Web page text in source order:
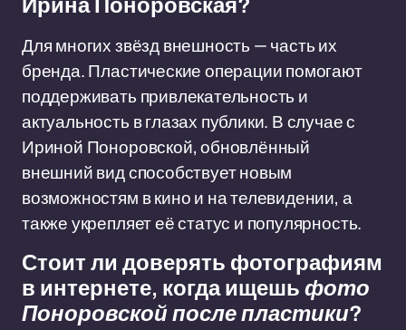
Ирина Поноровская?
Для многих звёзд внешность — часть их
бренда. Пластические операции помогают
поддерживать привлекательность и
актуальность в глазах публики. В случае с
Ириной Поноровской, обновлённый
внешний вид способствует новым
возможностям в кино и на телевидении, а
также укрепляет её статус и популярность.
Стоит ли доверять фотографиям
в интернете, когда ищешь фото
Поноровской после пластики?